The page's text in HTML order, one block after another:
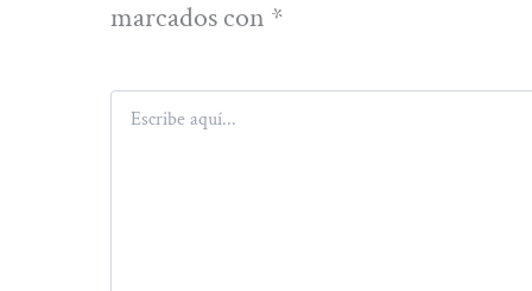
marcados con *
Escribe
aquí...